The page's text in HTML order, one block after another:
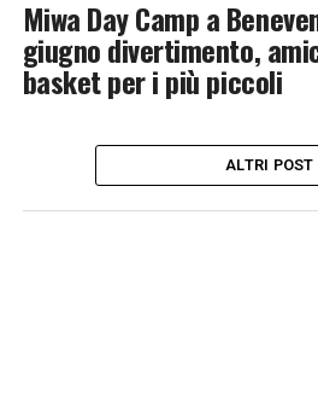
Miwa Day Camp a
giugno divertimento,
basket per i più piccoli
ALTRI POST